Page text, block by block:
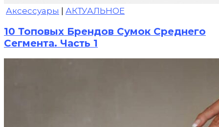
Аксессуары | АКТУАЛЬНОЕ
10 Топовых Брендов Сумок Среднего
Сегмента. Часть 1